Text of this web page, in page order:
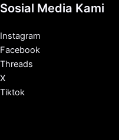
Sosial Media Kami
Instagram
Facebook
Threads
X
Tiktok